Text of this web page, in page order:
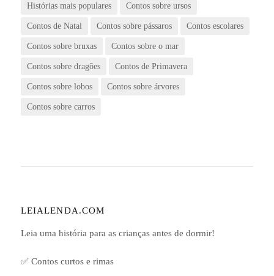
Histórias mais populares Contos sobre ursos
Contos de Natal Contos sobre pássaros Contos escolares
Contos sobre bruxas Contos sobre o mar
Contos sobre dragões Contos de Primavera
Contos sobre lobos Contos sobre árvores
Contos sobre carros
LEIALENDA.COM
Leia uma história para as crianças antes de dormir!
✅ Contos curtos e rimas